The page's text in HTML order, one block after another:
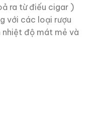
ra từ điếu cigar )
với các loại rượu
nhiệt độ mát mẻ và